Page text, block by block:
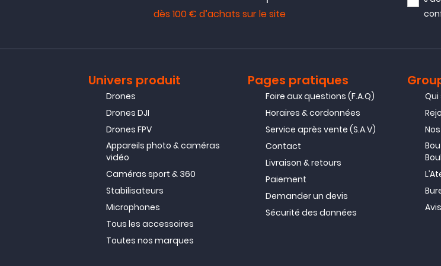
dès 100 € d’achats sur le site
Univers produit
Drones
Drones DJI
Drones FPV
Appareils photo & caméras
vidéo
Caméras sport & 360
Stabilisateurs
Microphones
Tous les accessoires
Toutes nos marques
Pages pratiques
Foire aux questions (F.A.Q)
Horaires & cordonnées
Service après vente (S.A.V)
Contact
Livraison & retours
Paiement
Demander un devis
Sécurité des données